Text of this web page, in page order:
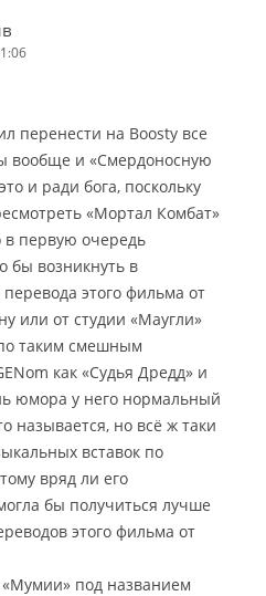
перенести на Boosty все
вообще и «Смердоносную
и ради бога, поскольку
«Мортал Комбат»
в первую очередь
бы возникнуть в
этого фильма от
или от студии «Маугли»
таким смешным
как «Судья Дредд» и
юмора у него нормальный
называется, но всё ж таки
вставок по
вряд ли его
бы получиться лучше
этого фильма от
под названием